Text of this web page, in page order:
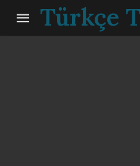
Türkçe